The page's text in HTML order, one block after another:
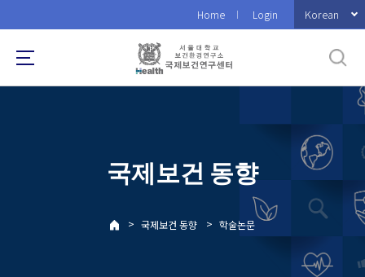
로
메
Home Login Korean
국제보건 동향
> 국제보건 동향 > 학술논문